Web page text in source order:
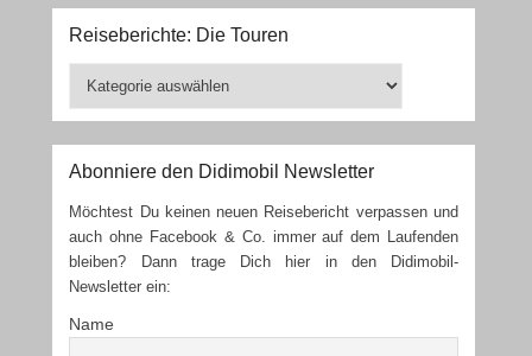
Reiseberichte: Die Touren
Touren
Abonniere den Didimobil Newsletter
Möchtest Du keinen neuen Reisebericht verpassen und
auch ohne Facebook & Co. immer auf dem Laufenden
bleiben? Dann trage Dich hier in den Didimobil-
Newsletter ein:
Name